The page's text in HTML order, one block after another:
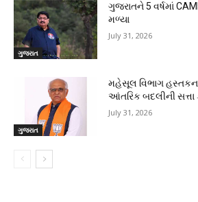
ગુજરાત
ગુજરાતને 5 વર્ષમાં
મળ્યા
July 31, 2026
ગુજરાત
મહેસૂલ વિભાગ હસ્તકના
આંતરિક બદલીની
July 31, 2026